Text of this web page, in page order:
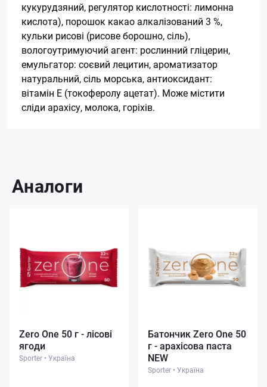
кукурудзяний, регулятор кислотності: лимонна
кислота), порошок какао алкалізований 3 %,
кульки рисові (рисове борошно, сіль),
вологоутримуючий агент: рослинний гліцерин,
емульгатор: соєвий лецитин, ароматизатор
натуральний, сіль морська, антиоксидант:
вітамін Е (токоферолу ацетат). Може містити
сліди арахісу, молока, горіхів.
Аналоги
Zero One 50 г - лісові
ягоди
Sporter • Україна
Батончик Zero One 50
г - арахісова паста
NEW
Sporter • Україна